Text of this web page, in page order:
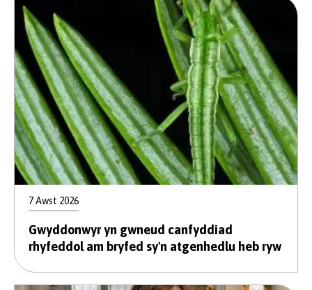
7 Awst 2026
Gwyddonwyr yn gwneud canfyddiad
rhyfeddol am bryfed sy'n atgenhedlu heb ryw